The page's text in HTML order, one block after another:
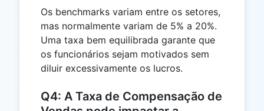
Os benchmarks variam entre os setores,
mas normalmente variam de 5% a 20%.
Uma taxa bem equilibrada garante que
os funcionários sejam motivados sem
diluir excessivamente os lucros.
Q4: A Taxa de Compensação de